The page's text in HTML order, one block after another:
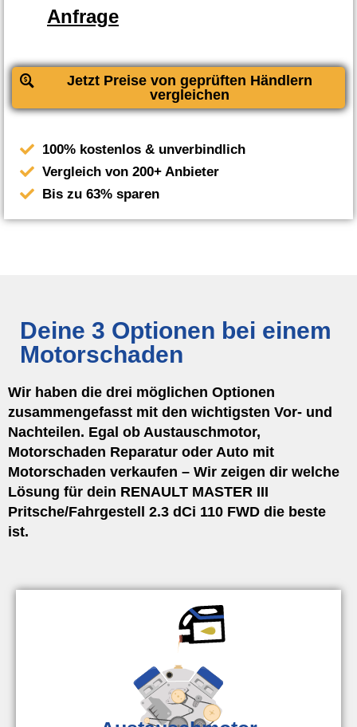
Anfrage
Jetzt Preise von geprüften Händlern
vergleichen
100% kostenlos & unverbindlich
Vergleich von 200+ Anbieter
Bis zu 63% sparen
Deine 3 Optionen bei einem
Motorschaden
Wir haben die drei möglichen Optionen
zusammengefasst mit den wichtigsten Vor- und
Nachteilen. Egal ob Austauschmotor,
Motorschaden Reparatur oder Auto mit
Motorschaden verkaufen – Wir zeigen dir welche
Lösung für dein RENAULT MASTER III
Pritsche/Fahrgestell 2.3 dCi 110 FWD die beste
ist.